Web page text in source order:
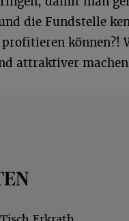
die Fundstelle
können?!
attraktiver